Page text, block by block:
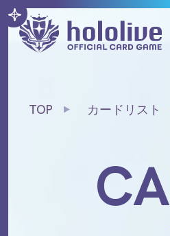
TOP カードリスト